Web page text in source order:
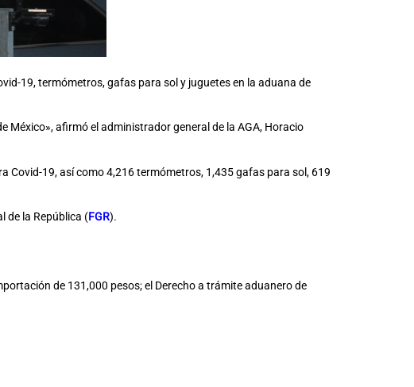
19, termómetros, gafas para sol y juguetes en la aduana de
México», afirmó el administrador general de la AGA, Horacio
Covid-19, así como 4,216 termómetros, 1,435 gafas para sol, 619
de la República (FGR).
de 131,000 pesos; el Derecho a trámite aduanero de